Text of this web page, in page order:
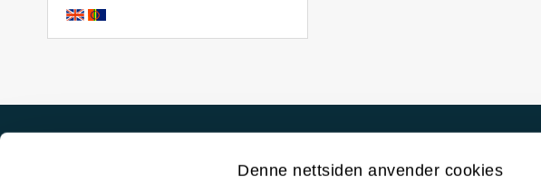
Denne nettsiden anvender cookies
For media